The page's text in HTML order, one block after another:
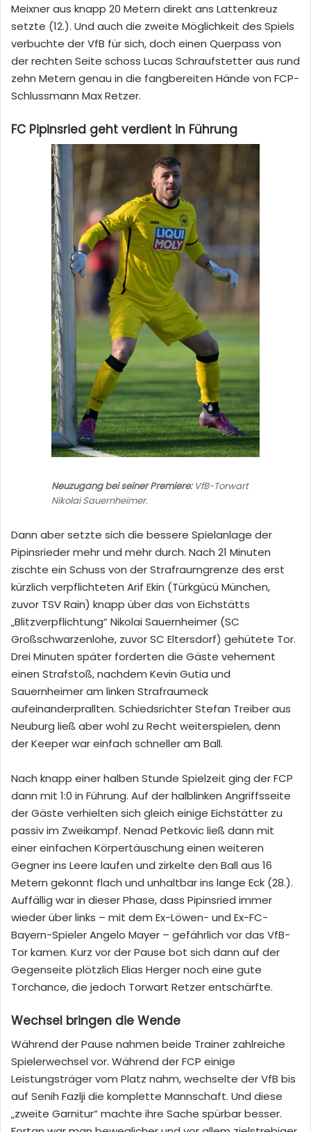
Meixner aus knapp 20 Metern direkt ans Lattenkreuz
setzte (12.). Und auch die zweite Möglichkeit des Spiels
verbuchte der VfB für sich, doch einen Querpass von
der rechten Seite schoss Lucas Schraufstetter aus rund
zehn Metern genau in die fangbereiten Hände von FCP-
Schlussmann Max Retzer.
FC Pipinsried geht verdient in Führung
Neuzugang bei seiner Premiere:VfB-Torwart
Nikolai Sauernheimer.
Dann aber setzte sich die bessere Spielanlage der
Pipinsrieder mehr und mehr durch. Nach 21 Minuten
zischte ein Schuss von der Strafraumgrenze des erst
kürzlich verpflichteten Arif Ekin (Türkgücü München,
zuvor TSV Rain) knapp über das von Eichstätts
„Blitzverpflichtung“ Nikolai Sauernheimer (SC
Großschwarzenlohe, zuvor SC Eltersdorf) gehütete Tor.
Drei Minuten später forderten die Gäste vehement
einen Strafstoß, nachdem Kevin Gutia und
Sauernheimer am linken Strafraumeck
aufeinanderprallten. Schiedsrichter Stefan Treiber aus
Neuburg ließ aber wohl zu Recht weiterspielen, denn
der Keeper war einfach schneller am Ball.
Nach knapp einer halben Stunde Spielzeit ging der FCP
dann mit 1:0 in Führung. Auf der halblinken Angriffsseite
der Gäste verhielten sich gleich einige Eichstätter zu
passiv im Zweikampf. Nenad Petkovic ließ dann mit
einer einfachen Körpertäuschung einen weiteren
Gegner ins Leere laufen und zirkelte den Ball aus 16
Metern gekonnt flach und unhaltbar ins lange Eck (28.).
Auffällig war in dieser Phase, dass Pipinsried immer
wieder über links – mit dem Ex-Löwen- und Ex-FC-
Bayern-Spieler Angelo Mayer – gefährlich vor das VfB-
Tor kamen. Kurz vor der Pause bot sich dann auf der
Gegenseite plötzlich Elias Herger noch eine gute
Torchance, die jedoch Torwart Retzer entschärfte.
Wechsel bringen die Wende
Während der Pause nahmen beide Trainer zahlreiche
Spielerwechsel vor. Während der FCP einige
Leistungsträger vom Platz nahm, wechselte der VfB bis
auf Senih Fazlji die komplette Mannschaft. Und diese
„zweite Garnitur“ machte ihre Sache spürbar besser.